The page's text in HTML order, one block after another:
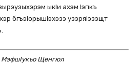
ыкlи ахэм lэпкъ
бгъэlорышlэхэзэ узэряlэзэщт
МэфшIукъо Щенгюл